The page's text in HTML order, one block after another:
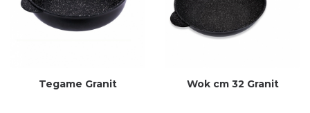
Tegame Granit Wok cm 32 Granit